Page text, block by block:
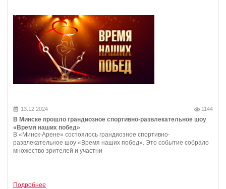
13.12.2024 1144
В Минске прошло грандиозное спортивно-развлекательное шоу
«Время наших побед»
В «Минск-Арене» состоялось грандиозное спортивно-
развлекательное шоу «Время наших побед». Это событие собрало
множество зрителей и участни
Подробнее